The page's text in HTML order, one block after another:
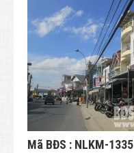
Mã BĐS : NLKM-1335